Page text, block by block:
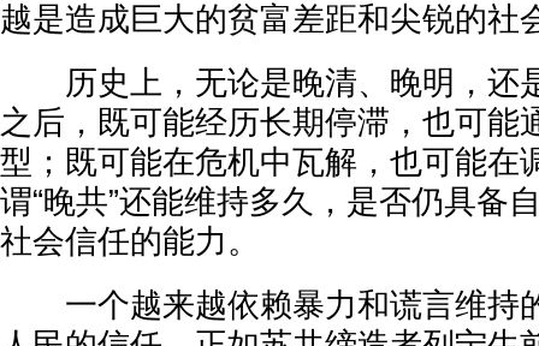
越是造成巨大的贫富差距和尖锐的社
历史上，无论是晚清、晚明，还
之后，既可能经历长期停滞，也可能
型；既可能在危机中瓦解，也可能在
谓“晚共”还能维持多久，是否仍具备
社会信任的能力。
一个越来越依赖暴力和谎言维持